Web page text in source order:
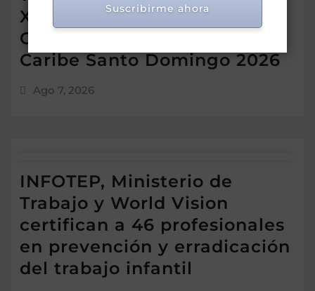
XXV Juegos
Centroamericanos y del
Caribe Santo Domingo 2026
Ago 7, 2026
INFOTEP, Ministerio de
Trabajo y World Vision
certifican a 46 profesionales
en prevención y erradicación
del trabajo infantil
Suscribirme ahora